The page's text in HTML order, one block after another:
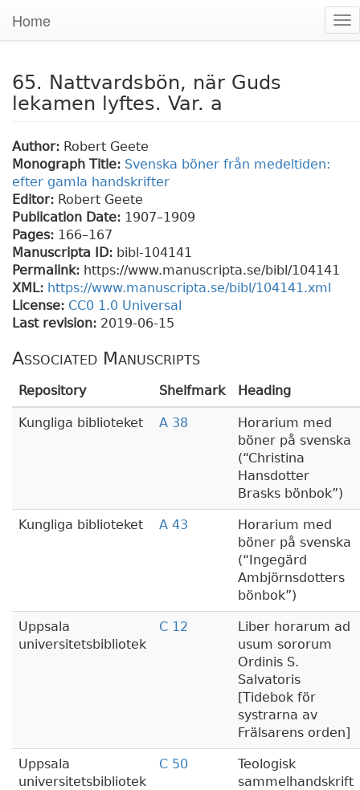
Home
65. Nattvardsbön, när Guds
lekamen lyftes. Var. a
Author: Robert Geete
Monograph Title: Svenska böner från medeltiden:
efter gamla handskrifter
Editor: Robert Geete
Publication Date: 1907–1909
Pages: 166–167
Manuscripta ID: bibl-104141
Permalink: https://www.manuscripta.se/bibl/104141
XML: https://www.manuscripta.se/bibl/104141.xml
License: CC0 1.0 Universal
Last revision: 2019-06-15
Associated Manuscripts
Repository Shelfmark Heading
Kungliga biblioteket A 38
Horarium med
böner på svenska
( Christina
Hansdotter
Brasks bönbok )
Kungliga biblioteket A 43
Horarium med
böner på svenska
( Ingegärd
Ambjörnsdotters
bönbok )
Uppsala
universitetsbibliotek
C 12
Liber horarum ad
usum sororum
Ordinis S.
Salvatoris
[Tidebok för
systrarna av
Frälsarens orden]
Uppsala
universitetsbibliotek
C 50
Teologisk
sammelhandskrift